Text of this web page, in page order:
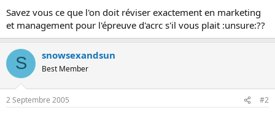
c
u
s
s
i
o
n
Savez vous ce que l'on doit réviser exactement en marketing
et management pour l'épreuve d'acrc s'il vous plait :unsure:??
S snowsexandsun
Best Member
2 Septembre 2005 #2